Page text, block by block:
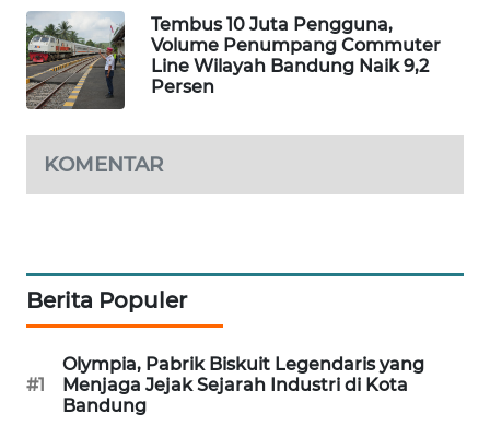
Tembus 10 Juta Pengguna,
Volume Penumpang Commuter
Line Wilayah Bandung Naik 9,2
Persen
KOMENTAR
Berita Populer
#1
Olympia, Pabrik Biskuit Legendaris yang
Menjaga Jejak Sejarah Industri di Kota
Bandung
NEWS
METRO
MEDAN
NEWS
METRO
JAKARTA
KRT
NEWS
KARING
NEWS